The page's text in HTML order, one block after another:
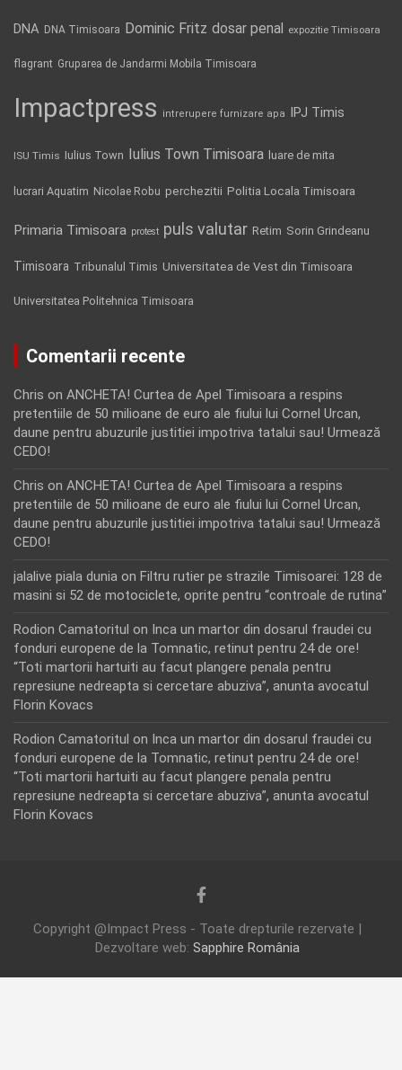
DNA DNA Timisoara Dominic Fritz dosar penal expozitie Timisoara
flagrant Gruparea de Jandarmi Mobila Timisoara
Impactpress intrerupere furnizare apa IPJ Timis
ISU Timis Iulius Town Iulius Town Timisoara luare de mita
lucrari Aquatim Nicolae Robu perchezitii Politia Locala Timisoara
Primaria Timisoara protest puls valutar Retim Sorin Grindeanu
Timisoara Tribunalul Timis Universitatea de Vest din Timisoara
Universitatea Politehnica Timisoara
Comentarii recente
Chris on ANCHETA! Curtea de Apel Timisoara a respins
pretentiile de 50 milioane de euro ale fiului lui Cornel Urcan,
daune pentru abuzurile justitiei impotriva tatalui sau! Urmează
CEDO!
Chris on ANCHETA! Curtea de Apel Timisoara a respins
pretentiile de 50 milioane de euro ale fiului lui Cornel Urcan,
daune pentru abuzurile justitiei impotriva tatalui sau! Urmează
CEDO!
jalalive piala dunia on Filtru rutier pe strazile Timisoarei: 128 de
masini si 52 de motociclete, oprite pentru “controale de rutina”
Rodion Camatoritul on Inca un martor din dosarul fraudei cu
fonduri europene de la Tomnatic, retinut pentru 24 de ore!
“Toti martorii hartuiti au facut plangere penala pentru
represiune nedreapta si cercetare abuziva”, anunta avocatul
Florin Kovacs
Rodion Camatoritul on Inca un martor din dosarul fraudei cu
fonduri europene de la Tomnatic, retinut pentru 24 de ore!
“Toti martorii hartuiti au facut plangere penala pentru
represiune nedreapta si cercetare abuziva”, anunta avocatul
Florin Kovacs
Copyright @Impact Press - Toate drepturile rezervate |
Dezvoltare web: Sapphire România